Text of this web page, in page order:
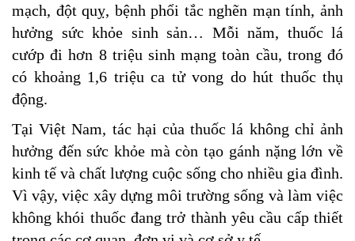
mạch, đột quỵ, bệnh phổi tắc nghẽn mạn tính, ảnh
hưởng sức khỏe sinh sản… Mỗi năm, thuốc lá
cướp đi hơn 8 triệu sinh mạng toàn cầu, trong đó
có khoảng 1,6 triệu ca tử vong do hút thuốc thụ
động.
Tại Việt Nam, tác hại của thuốc lá không chỉ ảnh
hưởng đến sức khỏe mà còn tạo gánh nặng lớn về
kinh tế và chất lượng cuộc sống cho nhiều gia đình.
Vì vậy, việc xây dựng môi trường sống và làm việc
không khói thuốc đang trở thành yêu cầu cấp thiết